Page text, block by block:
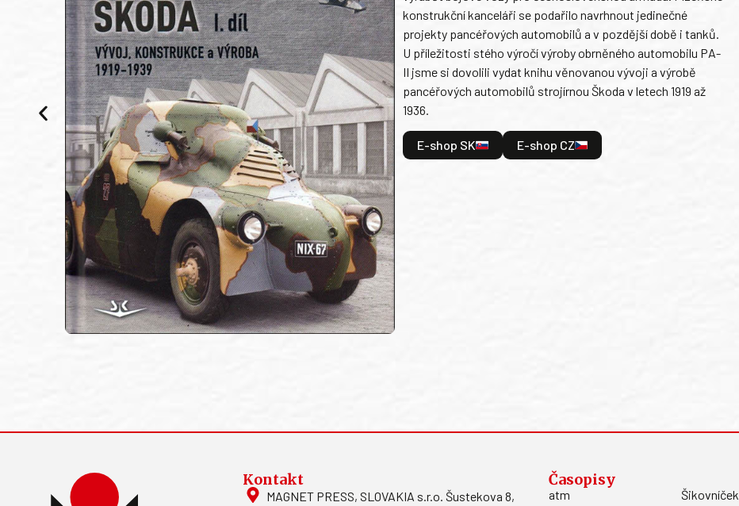
konstrukční kanceláři se podařilo navrhnout jedinečné
projekty pancéřových automobilů a v pozdější době i tanků.
U příležitosti stého výročí výroby obrněného automobilu PA-
II jsme si dovolili vydat knihu věnovanou vývoji a výrobě
pancéřových automobilů strojírnou Škoda v letech 1919 až
1936.
E-shop SK E-shop CZ
Kontakt
MAGNET PRESS, SLOVAKIA s.r.o. Šustekova 8,
Časopisy
atm Šikovníček